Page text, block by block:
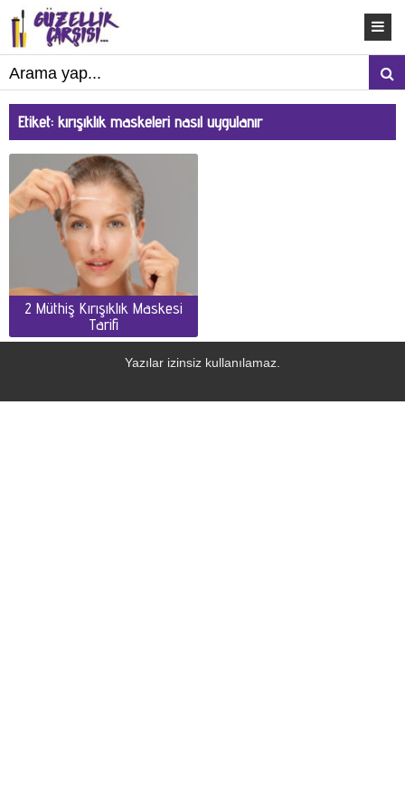
Etiket: kırışıklık maskeleri nasıl uygulanır
2 Müthiş Kırışıklık Maskesi
Tarifi
Yazılar izinsiz kullanılamaz.